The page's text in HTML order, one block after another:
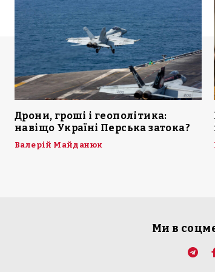
Дрони, гроші і геополітика:
навіщо Україні Перська затока?
Валерій Майданюк
Ми в